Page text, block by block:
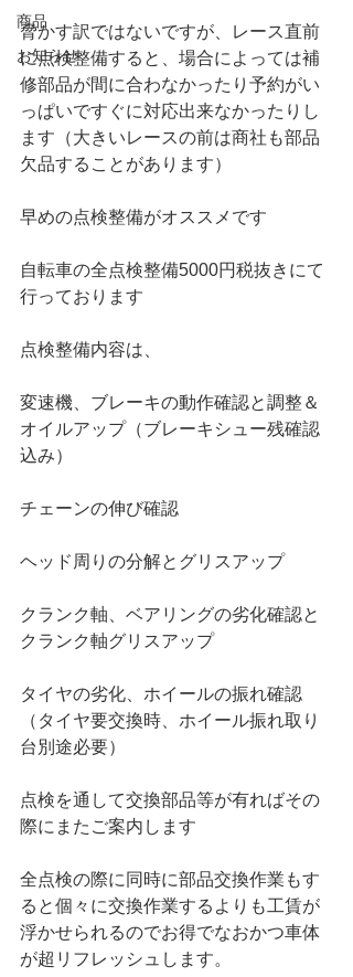
商品
お知らせ
脅かす訳ではないですが、レース直前
に点検整備すると、場合によっては補
修部品が間に合わなかったり予約がい
っぱいですぐに対応出来なかったりし
ます（大きいレースの前は商社も部品
欠品することがあります）
早めの点検整備がオススメです
自転車の全点検整備5000円税抜きにて
行っております
点検整備内容は、
変速機、ブレーキの動作確認と調整＆
オイルアップ（ブレーキシュー残確認
込み）
チェーンの伸び確認
ヘッド周りの分解とグリスアップ
クランク軸、ベアリングの劣化確認と
クランク軸グリスアップ
タイヤの劣化、ホイールの振れ確認
（タイヤ要交換時、ホイール振れ取り
台別途必要）
点検を通して交換部品等が有ればその
際にまたご案内します
全点検の際に同時に部品交換作業もす
ると個々に交換作業するよりも工賃が
浮かせられるのでお得でなおかつ車体
が超リフレッシュします。